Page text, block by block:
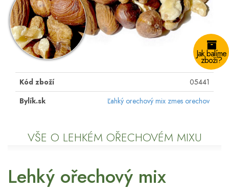
Jak balíme
zboží?
Kód zboží
05441
Bylík.sk
Ľahký orechový mix zmes orechov
VŠE O LEHKÉM OŘECHOVÉM MIXU
Lehký ořechový mix